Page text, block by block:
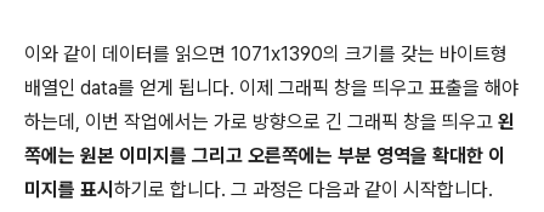
이와 같이 데이터를 읽으면 1071x1390의 크기를 갖는 바이트형
배열인 data를 얻게 됩니다. 이제 그래픽 창을 띄우고 표출을 해야
하는데, 이번 작업에서는 가로 방향으로 긴 그래픽 창을 띄우고 왼
쪽에는 원본 이미지를 그리고 오른쪽에는 부분 영역을 확대한 이
미지를 표시 하기로 합니다. 그 과정은 다음과 같이 시작합니다.